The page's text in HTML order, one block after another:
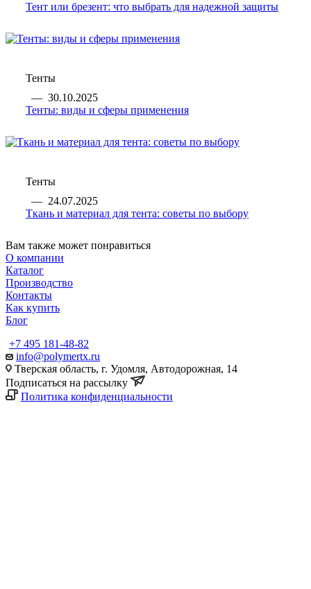
Тент или брезент: что выбрать для надежной защиты
Тенты
— 30.10.2025
Тенты: виды и сферы применения
Тенты
— 24.07.2025
Ткань и материал для тента: советы по выбору
Вам также может понравиться
О компании
Каталог
Производство
Контакты
Как купить
Блог
+7 495 181-48-82
info@polymertx.ru
Тверская область, г. Удомля, Автодорожная, 14
Подписаться на рассылку
Политика конфиденциальности